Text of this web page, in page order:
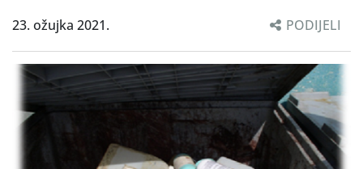
23. ožujka 2021. PODIJELI